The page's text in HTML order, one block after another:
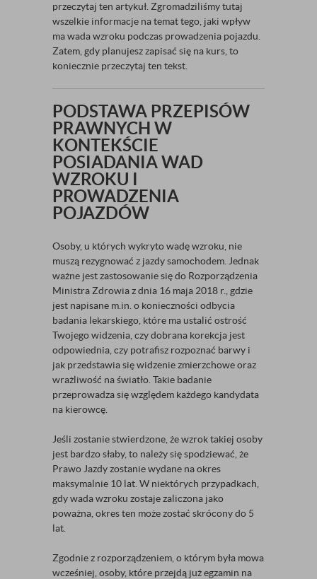
przeczytaj ten artykuł. Zgromadziliśmy tutaj
wszelkie informacje na temat tego, jaki wpływ
ma wada wzroku podczas prowadzenia pojazdu.
Zatem, gdy planujesz zapisać się na kurs, to
koniecznie przeczytaj ten tekst.
PODSTAWA PRZEPISÓW
PRAWNYCH W
KONTEKŚCIE
POSIADANIA WAD
WZROKU I
PROWADZENIA
POJAZDÓW
Osoby, u których wykryto wadę wzroku, nie
muszą rezygnować z jazdy samochodem. Jednak
ważne jest zastosowanie się do Rozporządzenia
Ministra Zdrowia z dnia 16 maja 2018 r., gdzie
jest napisane m.in. o konieczności odbycia
badania lekarskiego, które ma ustalić ostrość
Twojego widzenia, czy dobrana korekcja jest
odpowiednia, czy potrafisz rozpoznać barwy i
jak przedstawia się widzenie zmierzchowe oraz
wrażliwość na światło. Takie badanie
przeprowadza się względem każdego kandydata
na kierowcę.
Jeśli zostanie stwierdzone, że wzrok takiej osoby
jest bardzo słaby, to należy się spodziewać, że
Prawo Jazdy zostanie wydane na okres
maksymalnie 10 lat. W niektórych przypadkach,
gdy wada wzroku zostaje zaliczona jako
poważna, okres ten może zostać skrócony do 5
lat.
Zgodnie z rozporządzeniem, o którym była mowa
wcześniej, osoby, które przejdą już egzamin na